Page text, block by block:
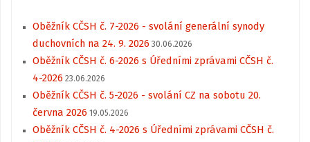
Oběžník CČSH č. 7-2026 - svolání generální synody
duchovních na 24. 9. 2026 30.06.2026
Oběžník CČSH č. 6-2026 s Úředními zprávami CČSH č.
4-2026 23.06.2026
Oběžník CČSH č. 5-2026 - svolání CZ na sobotu 20.
června 2026 19.05.2026
Oběžník CČSH č. 4-2026 s Úředními zprávami CČSH č.